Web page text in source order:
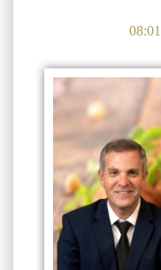
08:01